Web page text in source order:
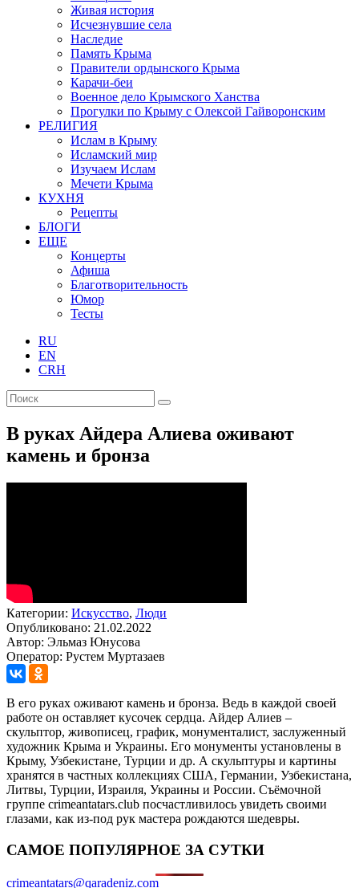
Живая история
Исчезнувшие села
Наследие
Память Крыма
Правители ордынского Крыма
Карачи-беи
Военное дело Крымского Ханства
Прогулки по Крыму с Олексой Гайворонским
РЕЛИГИЯ
Ислам в Крыму
Исламский мир
Изучаем Ислам
Мечети Крыма
КУХНЯ
Рецепты
БЛОГИ
ЕЩЕ
Концерты
Афиша
Благотворительность
Юмор
Тесты
RU
EN
CRH
В руках Айдера Алиева оживают
камень и бронза
Категории: Искусство, Люди
Опубликовано: 21.02.2022
Автор: Эльмаз Юнусова
Оператор: Рустем Муртазаев
В его руках оживают камень и бронза. Ведь в каждой своей
работе он оставляет кусочек сердца. Айдер Алиев –
скульптор, живописец, график, монументалист, заслуженный
художник Крыма и Украины. Его монументы установлены в
Крыму, Узбекистане, Турции и др. А скульптуры и картины
хранятся в частных коллекциях США, Германии, Узбекистана,
Литвы, Турции, Израиля, Украины и России. Съёмочной
группе сrimeantatars.club посчастливилось увидеть своими
глазами, как из-под рук мастера рождаются шедевры.
САМОЕ ПОПУЛЯРНОЕ ЗА СУТКИ
crimeantatars@qaradeniz.com